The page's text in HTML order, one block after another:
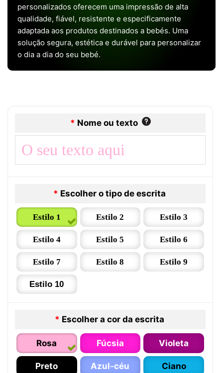
personalizados oferecem uma impressão de alta
qualidade, fiável, resistente e especificamente
adaptada aos produtos destinados a bebés. Uma
solução segura, estética e durável para personalizar
o dia a dia do seu bebé.
* Nome ou texto
* Escolher o tipo de escrita
Estilo 1 Estilo 2 Estilo 3
Estilo 4 Estilo 5 Estilo 6
Estilo 7 Estilo 8 Estilo 9
Estilo 10
* Escolher a cor da escrita
Rosa Fúcsia Violeta
Preto Azul-céu Ciano